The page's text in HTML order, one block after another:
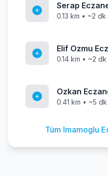
Serap
0.13 km • ~2
Elif Ozmu
0.14 km • ~2
Ozkan
0.41 km • ~5
Tüm Imamoglu